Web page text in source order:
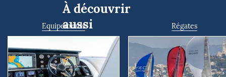
À découvrir
aussi
Equipements Régates